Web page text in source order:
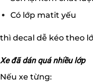
Có lớp matit yếu
thì decal dễ kéo theo
Xe đã dán quá nhiều lớp
Nếu xe từng: